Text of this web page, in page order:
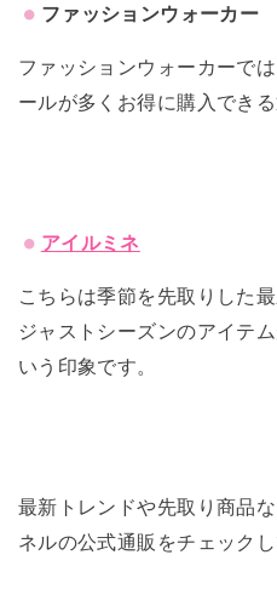
ファッションウォーカー
ファッションウォーカーで
ールが多くお得に購入でき
アイルミネ
こちらは季節を先取りした
ジャストシーズンのアイテム
いう印象です。
最新トレンドや先取り商品
ネルの公式通販をチェックし